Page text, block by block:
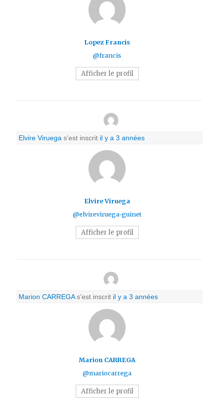
Lopez Francis
@francis
Afficher le profil
Elvire Viruega s'est inscrit il y a 3 années
Elvire Viruega
@elvireviruega-guinet
Afficher le profil
Marion CARREGAs'est inscrit il y a 3 années
Marion CARREGA
@mariocarrega
Afficher le profil